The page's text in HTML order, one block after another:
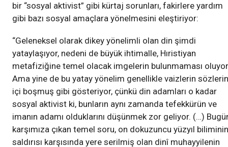
bir “sosyal aktivist” gibi kürtaj sorunları, fakirlere yardım
gibi bazı sosyal amaçlara yönelmesini eleştiriyor:
“Geleneksel olarak dikey yönelimli olan din şimdi
yataylaşıyor, nedeni de büyük ihtimalle, Hıristiyan
metafiziğine temel olacak imgelerin bulunmaması
Ama yine de bu yatay yönelim genellikle vaizlerin
içi boşmuş gibi gösteriyor, çünkü din adamları o kadar
sosyal aktivist ki, bunların aynı zamanda tefekkürün ve
imanın adamı olduklarını düşünmek zor geliyor. (…)
karşımıza çıkan temel soru, on dokuzuncu yüzyıl biliminin
saldırısı karşısında yere serilmiş olan dinî muhayyilenin